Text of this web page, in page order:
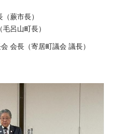
蕨市長）
呂山町長）
会長（寄居町議会 議長）